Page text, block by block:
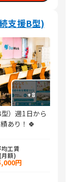
支援B型)
+8
）週1日から
あり！🍀
均工賃
(月額)
円